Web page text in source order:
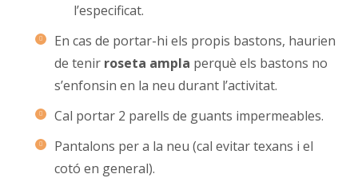
l’especificat.
En cas de portar-hi els propis bastons, haurien
de tenir roseta ampla perquè els bastons no
s’enfonsin en la neu durant l’activitat.
Cal portar 2 parells de guants impermeables.
Pantalons per a la neu (cal evitar texans i el
cotó en general).